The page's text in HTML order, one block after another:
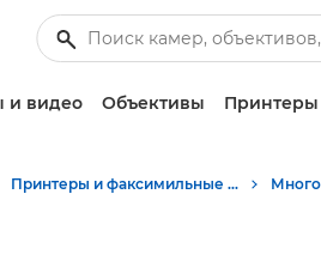
и видео Объективы
Принтеры и факсимильные аппараты для бизнеса